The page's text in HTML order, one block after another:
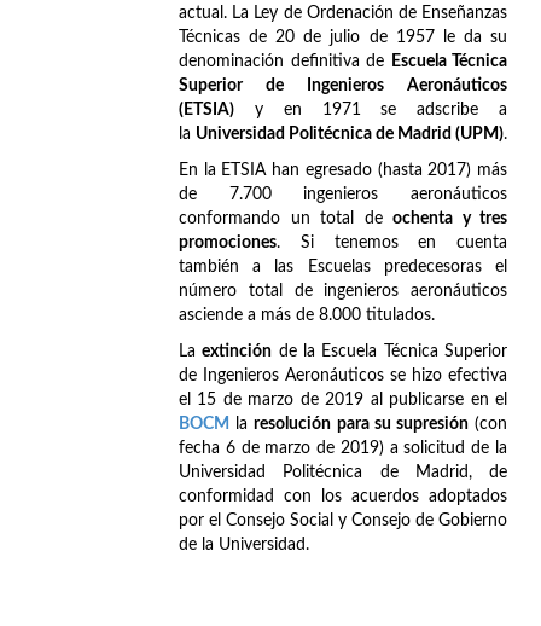
actual. La Ley de Ordenación de Enseñanzas
Técnicas de 20 de julio de 1957 le da su
denominación definitiva de
Escuela Técnica
Superior de Ingenieros Aeronáuticos
(ETSIA) y en 1971 se adscribe a
la Universidad Politécnica de Madrid (UPM).
En la ETSIA han egresado (hasta 2017) más
de 7.700 ingenieros aeronáuticos
conformando un total de ochenta y tres
promociones. Si tenemos en cuenta
también a las Escuelas predecesoras el
número total de ingenieros aeronáuticos
asciende a más de 8.000 titulados.
Laextinción de la Escuela Técnica Superior
de Ingenieros Aeronáuticos se hizo efectiva
el 15 de marzo de 2019 al publicarse en el
BOCM
laresolución para su supresión(con
fecha 6 de marzo de 2019) a solicitud de la
Universidad Politécnica de Madrid, de
conformidad con los acuerdos adoptados
por el Consejo Social y Consejo de Gobierno
de la Universidad.